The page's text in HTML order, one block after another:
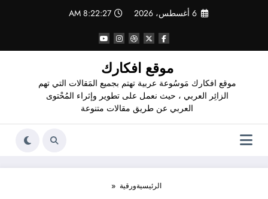
6 أغسطس، 2026 8:22:28 AM
موقع افكارك
موقع افكارك مَوسُوعة عربية تهتم بجميع المَقالات التي تهم
الزائِر العربي ، حيث نعمل على تطوير وإثراء المُحْتوى
العربي عن طريق مقالات متنوعة
الرئيسيةورقية